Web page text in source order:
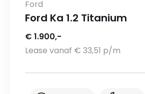
Ford
Ford Ka 1.2 Titanium
€ 1.900,-
Lease vanaf € 33,51 p/m